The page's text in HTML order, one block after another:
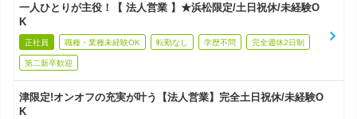
一人ひとりが主役！【 法人営業 】★浜松限定/土日祝休/未経験O
K
正社員 職種・業種未経験OK 転勤なし 学歴不問 完全週休2日制
第二新卒歓迎
津限定!オンオフの充実が叶う【法人営業】完全土日祝休/未経験O
K